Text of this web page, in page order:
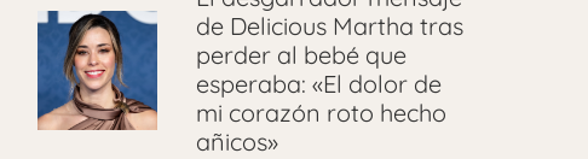
de Delicious Martha tras
perder al bebé que
esperaba: «El dolor de
mi corazón roto hecho
añicos»